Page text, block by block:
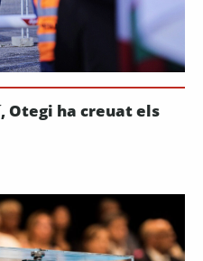
Otegi ha creuat els